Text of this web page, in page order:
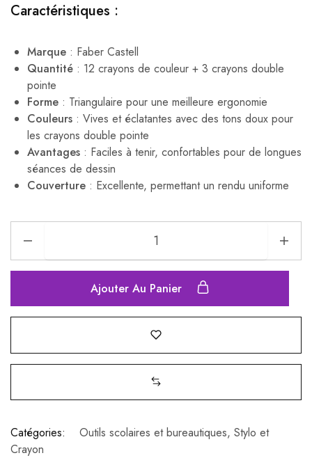
Caractéristiques :
Marque : Faber Castell
Quantité : 12 crayons de couleur + 3 crayons double
pointe
Forme : Triangulaire pour une meilleure ergonomie
Couleurs : Vives et éclatantes avec des tons doux pour
les crayons double pointe
Avantages : Faciles à tenir, confortables pour de longues
séances de dessin
Couverture : Excellente, permettant un rendu uniforme
Ajouter Au Panier
Catégories: Outils scolaires et bureautiques, Stylo et
Crayon